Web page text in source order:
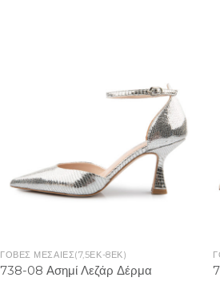
Add to
Wishlist
ΓΟΒΕΣ ΜΕΣΑΙΕΣ(7,5ΕΚ-8ΕΚ)
738-08 Ασημί Λεζάρ Δέρμα